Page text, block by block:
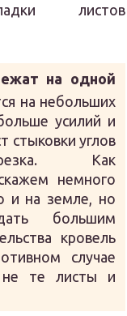
листов
на одной
на небольших
усилий и
стыковки углов
Как
немного
и на земле, но
большим
кровель
случае
не те листы и